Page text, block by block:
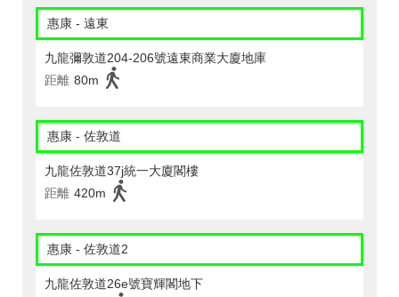
惠康 - 遠東
九龍彌敦道204-206號遠東商業大廈地庫
距離 80m
惠康 - 佐敦道
九龍佐敦道37j統一大廈閣樓
距離 420m
惠康 - 佐敦道2
九龍佐敦道26e號寶輝閣地下